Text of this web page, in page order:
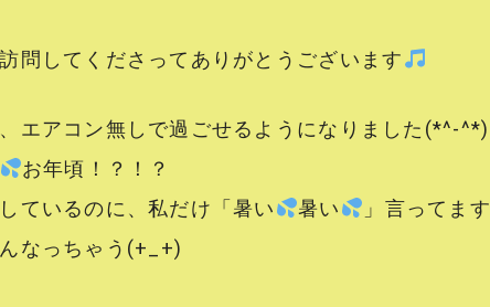
問してくださってありがとうございます
エアコン無しで過ごせるようになりました(*^-^*)
お年頃！？！？
ているのに、私だけ「暑い
暑い
」言ってま
なっちゃう(+_+)